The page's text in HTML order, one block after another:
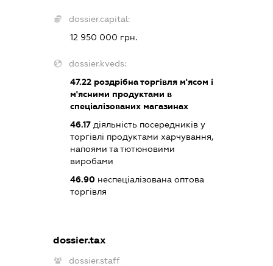
dossier.capital:
12 950 000 грн.
dossier.kveds:
47.22роздрібна торгівля м'ясом і
м'ясними продуктами в
спеціалізованих магазинах
46.17діяльність посередників у
торгівлі продуктами харчування,
напоями та тютюновими
виробами
46.90неспеціалізована оптова
торгівля
dossier.tax
dossier.staff